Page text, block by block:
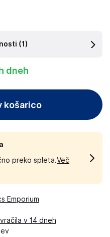
(1)
dneh
košarico
preko spleta.Več
Emporium
v 14 dneh